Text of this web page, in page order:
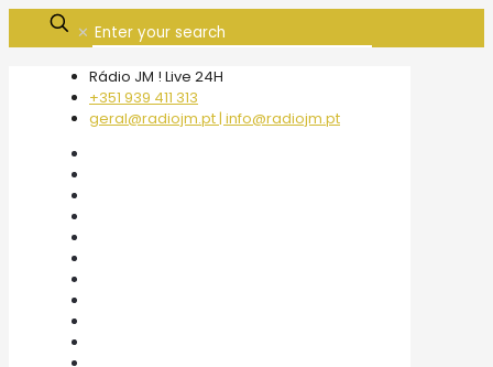
✕
Rádio JM ! Live 24H
+351 939 411 313
geral@radiojm.pt | info@radiojm.pt